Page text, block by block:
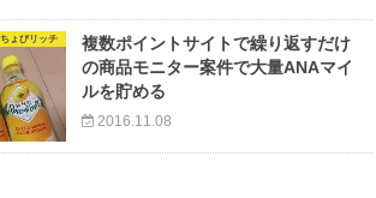
ちょびリッチ
複数ポイントサイトで繰り返すだけ
の商品モニター案件で大量ANAマイ
ルを貯める
2016.11.08